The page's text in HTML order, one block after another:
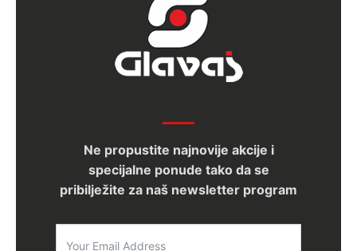
Ne propustite najnovije akcije i
specijalne ponude tako da se
pribilježite za naš newsletter program